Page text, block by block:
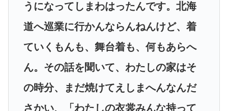
うになってしまわはったんです。北海
道へ巡業に行かんならんねんけど、着
ていくもんも、舞台着も、何もあらへ
ん。その話を聞いて、わたしの家はそ
の時分、まだ焼けてえしまへんなんだ
さかい、「わたしの衣裳みんな持って